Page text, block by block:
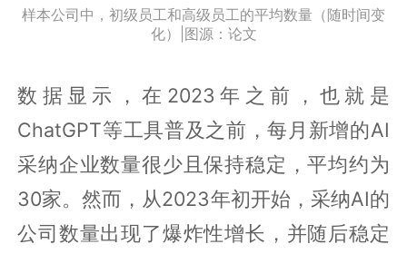
样本公司中，初级员工和高级员工的平均数量（随时间变
化）|图源：论文
数据显示，在2023年之前，也就是
ChatGPT等工具普及之前，每月新增的AI
采纳企业数量很少且保持稳定，平均约为
30家。然而，从2023年初开始，采纳AI的
公司数量出现了爆炸性增长，并随后稳定